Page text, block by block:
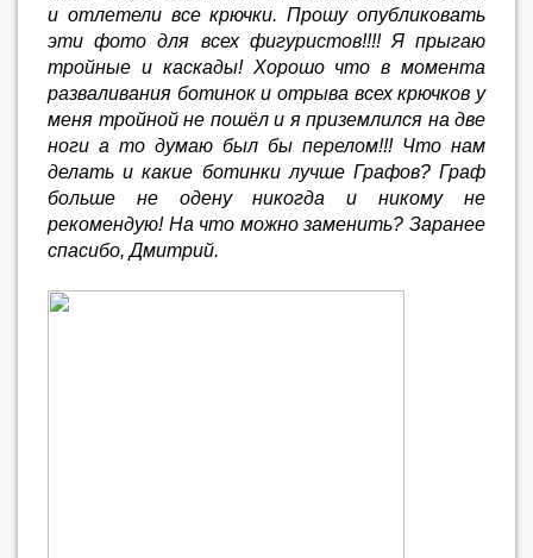
и отлетели все крючки. Прошу опубликовать
эти фото для всех фигуристов!!!! Я прыгаю
тройные и каскады! Хорошо что в момента
разваливания ботинок и отрыва всех крючков у
меня тройной не пошёл и я приземлился на две
ноги а то думаю был бы перелом!!! Что нам
делать и какие ботинки лучше Графов? Граф
больше не одену никогда и никому не
рекомендую! На что можно заменить? Заранее
спасибо, Дмитрий.